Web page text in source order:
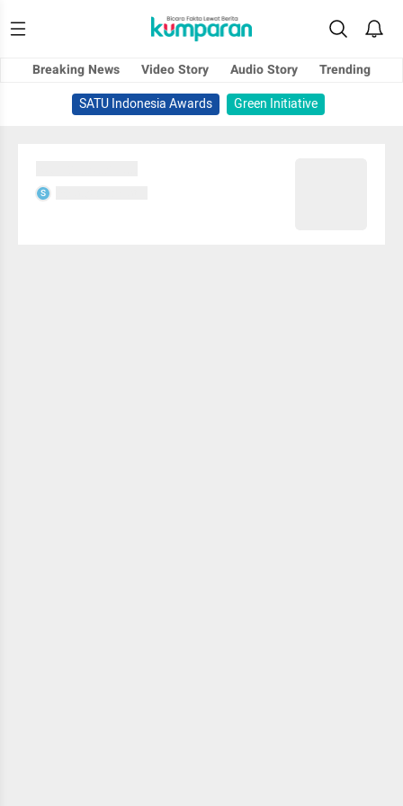
Breaking News Video Story Audio Story
Trending
SATU Indonesia Awards
Green Initiative
S